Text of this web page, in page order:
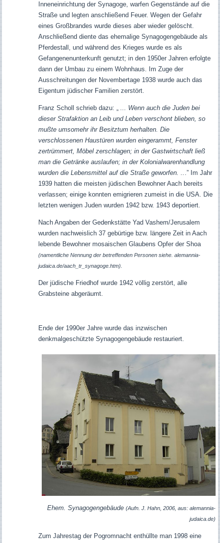
Inneneinrichtung der Synagoge, warfen Gegenstände auf die
Straße und legten anschließend Feuer. Wegen der Gefahr
eines Großbrandes wurde dieses aber wieder gelöscht.
Anschließend diente das ehemalige Synagogengebäude als
Pferdestall, und während des Krieges wurde es als
Gefangenenunterkunft genutzt; in den 1950er Jahren erfolgte
dann der Umbau zu einem Wohnhaus. Im Zuge der
Ausschreitungen der Novembertage 1938 wurde auch das
Eigentum jüdischer Familien zerstört.
Franz Scholl schrieb dazu: „ ... Wenn auch die Juden bei
dieser Strafaktion an Leib und Leben verschont blieben, so
mußte umsomehr ihr Besitztum herhalten. Die
verschlossenen Haustüren wurden eingerammt, Fenster
zertrümmert, Möbel zerschlagen; in der Gastwirtschaft ließ
man die Getränke auslaufen; in der Kolonialwarenhandlung
wurden die Lebensmittel auf die Straße geworfen. .. .” Im Jahr
1939 hatten die meisten jüdischen Bewohner Aach bereits
verlassen; einige konnten emigrieren zumeist in die USA. Die
letzten wenigen Juden wurden 1942 bzw. 1943 deportiert.
Nach Angaben der Gedenkstätte Yad Vashem/Jerusalem
wurden nachweislich 37 gebürtige bzw. längere Zeit in Aach
lebende Bewohner mosaischen Glaubens Opfer der Shoa
(namentliche Nennung der betreffenden Personen siehe. alemannia-
judaica.de/aach_tr_synagoge.htm).
Der jüdische Friedhof wurde 1942 völlig zerstört, alle
Grabsteine abgeräumt.
Ende der 1990er Jahre wurde das inzwischen
denkmalgeschützte Synagogengebäude restauriert.
Ehem. Synagogengebäude (Aufn. J. Hahn, 2006, aus: alemannia-
judaica.de)
Zum Jahrestag der Pogromnacht enthüllte man 1998 eine